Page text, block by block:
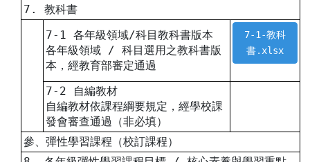
7. 教科書
7-1 各年級領域/科目教科書版本
各年級領域 / 科目選用之教科書版
本，經教育部審定通過
7-1-教科
書.xlsx
7-2 自編教材
自編教材依課程綱要規定，經學校課
發會審查通過（非必填）
參、彈性學習課程（校訂課程）